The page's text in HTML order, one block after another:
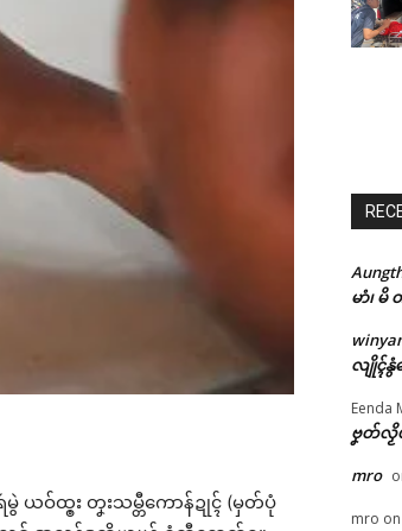
ယဝ်ထ္ၜး တၞးသမ္တီကောန်ဍုၚ် (မှတ်ပုံ
မာံ၊
လျိုၚ်နွံ
Eenda
ဗၞတ်လၟိ
mro
mro on